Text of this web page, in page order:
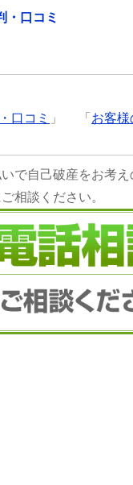
・口コミ
「 お客様
口コミ 」
で自己破産をお考
相談ください。